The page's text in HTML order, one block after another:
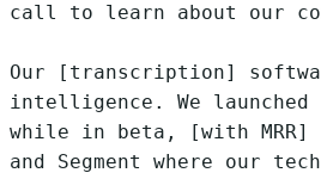
call to learn about our
Our [transcription]
intelligence. We
while in beta, [with MRR]
and Segment where our